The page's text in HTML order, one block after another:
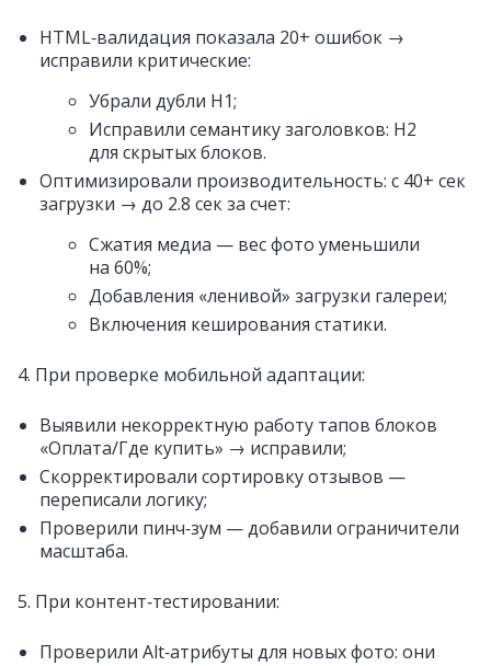
HTML‑валидация показала 20+ ошибок →
исправили критические:
Убрали дубли H1;
Исправили семантику заголовков: H2
для скрытых блоков.
Оптимизировали производительность: с 40+ сек
загрузки → до 2.8 сек за счет:
Сжатия медиа — вес фото уменьшили
на 60%;
Добавления «ленивой» загрузки галереи;
Включения кеширования статики.
4. При проверке мобильной адаптации:
Выявили некорректную работу тапов блоков
«Оплата/Где купить» → исправили;
Скорректировали сортировку отзывов —
переписали логику;
Проверили пинч‑зум — добавили ограничители
масштаба.
5. При контент‑тестировании:
Проверили Alt‑атрибуты для новых фото: они